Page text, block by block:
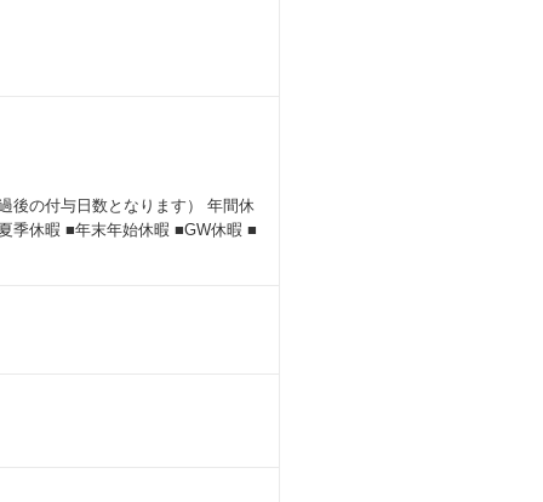
後の付与日数となります） 年間休
季休暇 ■年末年始休暇 ■GW休暇 ■